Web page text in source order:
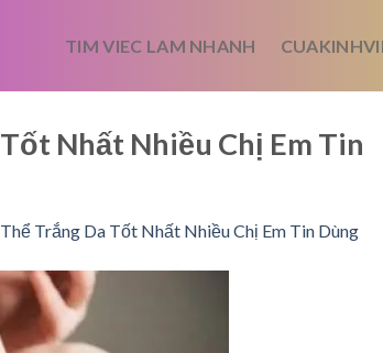
TIM VIEC LAM NHANH
Nhất Nhiều Chị Em Tin
Trắng Da Tốt Nhất Nhiều Chị Em Tin Dùng